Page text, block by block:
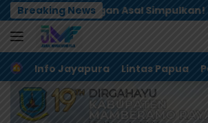
Langsung
ke
konten
Breaking NewsTunggu Hasil Lab Dugaan
Home
Info Jayapura Lintas Papua